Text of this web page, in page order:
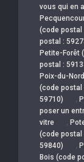
vous qui en
(code postal
postal :
Petite-Forêt
postal :
Poix-du-
(code postal
59710)
,
poser un
vitre
,
(code postal
59840)
,
Bois (code